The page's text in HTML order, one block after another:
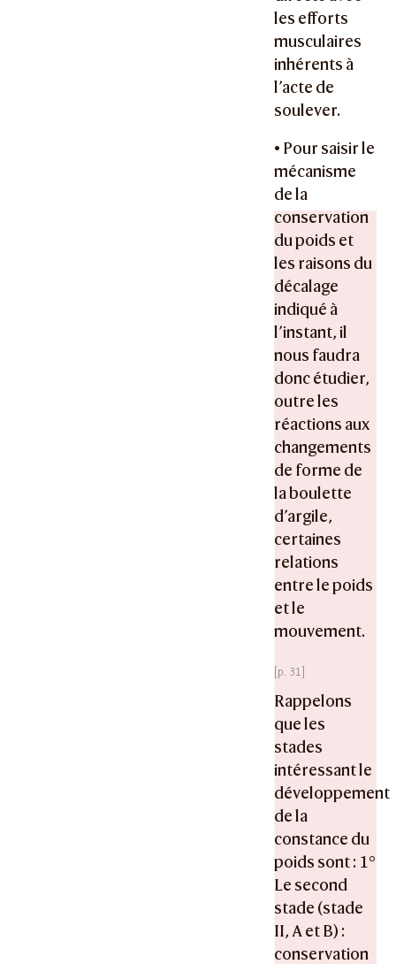
les efforts
musculaires
inhérents à
l’acte de
soulever.
• Pour saisir le
mécanisme
de la
conservation
du poids et
les raisons du
décalage
indiqué à
l’instant, il
nous faudra
donc étudier,
outre les
réactions aux
changements
de forme de
la boulette
d’argile,
certaines
relations
entre le poids
et le
mouvement.
Rappelons
que les
stades
intéressant le
développement
de la
constance du
poids sont : 1°
Le second
stade (stade
II, A et B) :
conservation